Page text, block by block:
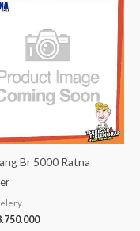
Br 5000 Ratna